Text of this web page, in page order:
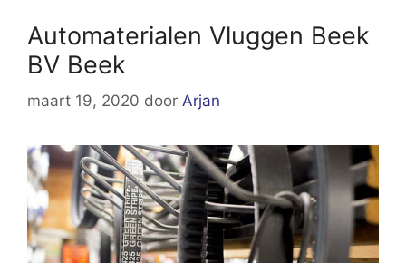
Automaterialen Vluggen Beek
BV Beek
maart 19, 2020 door Arjan